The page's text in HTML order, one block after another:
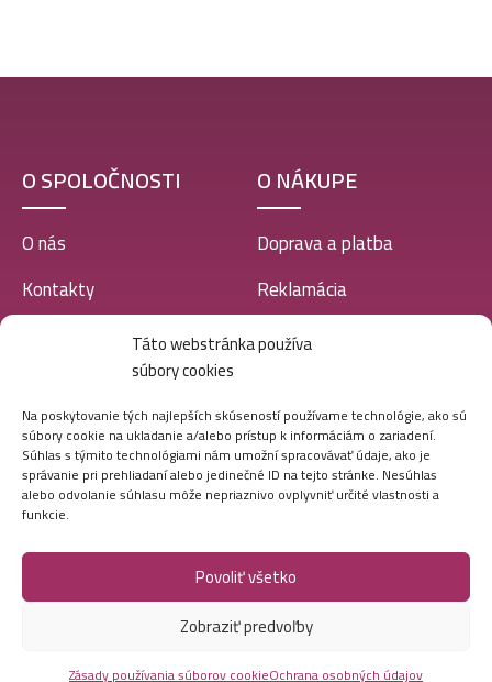
Táto webstránka používa
súbory cookies
Na poskytovanie tých najlepších skúseností používame technológie, ako sú
súbory cookie na ukladanie a/alebo prístup k informáciám o zariadení.
Súhlas s týmito technológiami nám umožní spracovávať údaje, ako je
správanie pri prehliadaní alebo jedinečné ID na tejto stránke. Nesúhlas
alebo odvolanie súhlasu môže nepriaznivo ovplyvniť určité vlastnosti a
funkcie.
Povoliť všetko
Zobraziť predvoľby
Zásady používania súborov cookieOchrana osobných údajov
O SPOLOČNOSTI
O nás
Kontakty
O NÁKUPE
Doprava a platba
Reklamácia
Obchodné podmienky
údajov
VEĽKOOBCHOD
Ako postupovať
Registrácia
Veľkoobchod